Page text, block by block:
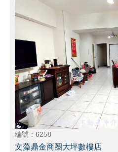
編號：6258
文藻鼎金商圈大坪數樓店